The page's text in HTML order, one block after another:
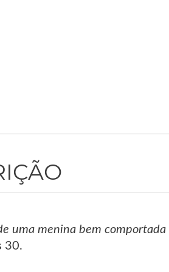
uma menina bem comportada
30.